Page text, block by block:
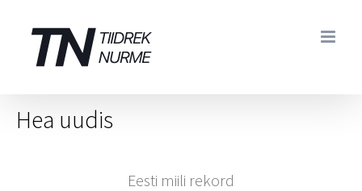
content
Hea uudis
Eesti miili rekord